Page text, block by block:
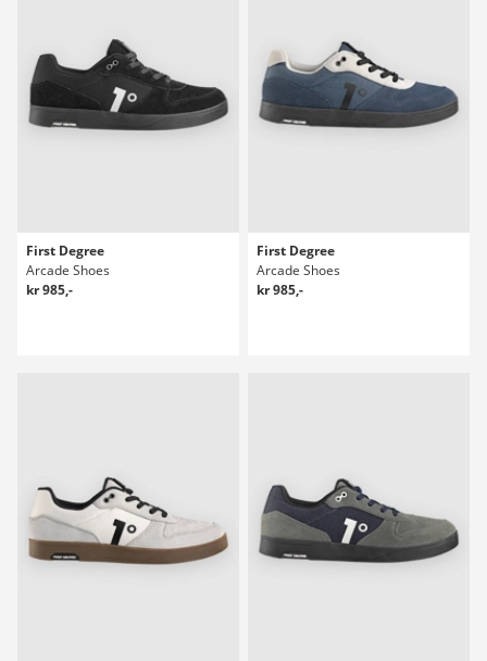
First Degree
Arcade Shoes
kr 985,-
First Degree
Arcade Shoes
kr 985,-